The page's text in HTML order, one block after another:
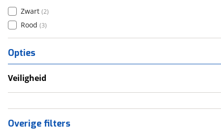
Zwart (2)
Rood (3)
Opties
Veiligheid
Overige filters